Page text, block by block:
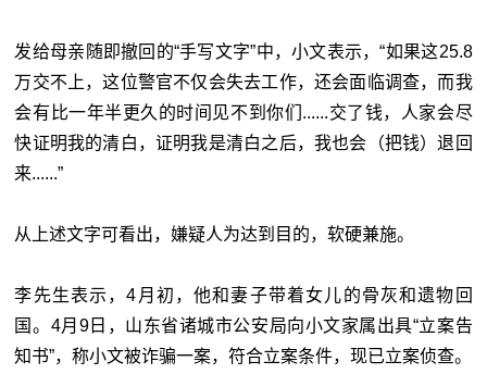
发给母亲随即撤回的“手写文字”中，小文表示，“如果这25.8
万交不上，这位警官不仅会失去工作，还会面临调查，而我
会有比一年半更久的时间见不到你们......交了钱，人家会尽
快证明我的清白，证明我是清白之后，我也会（把钱）退回
来......”
从上述文字可看出，嫌疑人为达到目的，软硬兼施。
李先生表示，4月初，他和妻子带着女儿的骨灰和遗物回
国。4月9日，山东省诸城市公安局向小文家属出具“立案告
知书”，称小文被诈骗一案，符合立案条件，现已立案侦查。